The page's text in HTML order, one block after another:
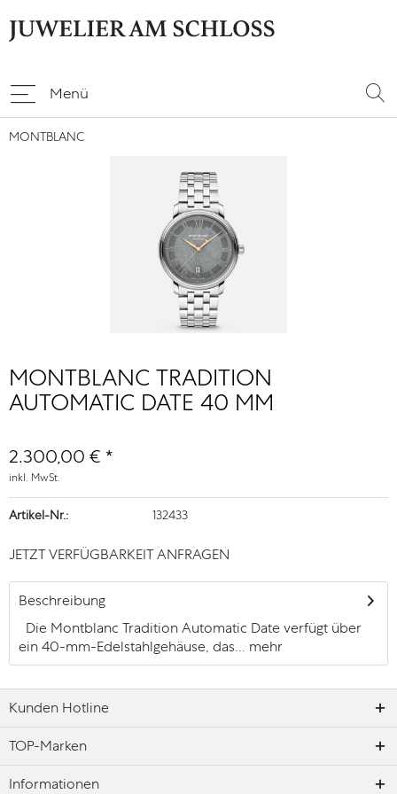
Menü
MONTBLANC
MONTBLANC TRADITION
AUTOMATIC DATE 40 MM
2.300,00 € *
inkl. MwSt.
Artikel-Nr.: 132433
JETZT VERFÜGBARKEIT ANFRAGEN
Beschreibung
Die Montblanc Tradition Automatic Date verfügt über
ein 40-mm-Edelstahlgehäuse, das... mehr
Kunden Hotline
TOP-Marken
Informationen